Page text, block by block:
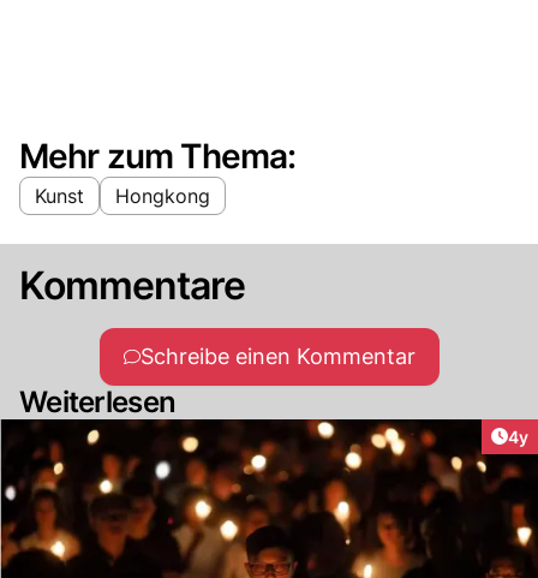
Mehr zum Thema:
Kunst Hongkong
Kommentare
Schreibe einen Kommentar
Weiterlesen
4y